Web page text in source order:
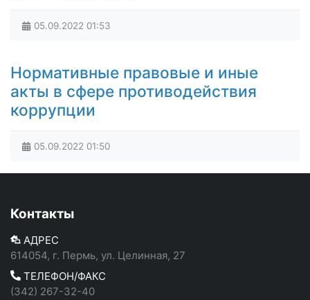
05.09.2022 01:53
Нормативные правовые и иные
акты в сфере противодействия
коррупции
05.09.2022 01:50
Контакты
АДРЕС
614054, г. Пермь, ул. Целинная, 27
ТЕЛЕФОН/ФАКС
(342) 267-32-40